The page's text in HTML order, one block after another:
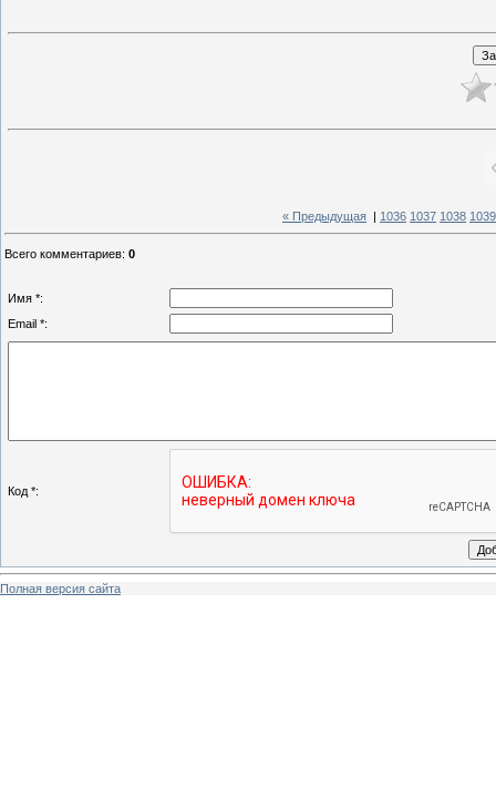
« Предыдущая 1036 1037 1038 1039
Всего комментариев: 0
Имя *:
Email *:
Код *:
Полная версия сайта